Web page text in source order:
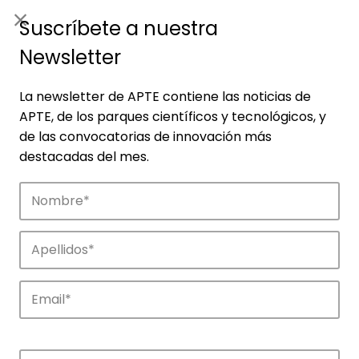
Empresas
Descubre las empresas que impulsan la
innovación en los parques de APTE.
Suscríbete a nuestra
Newsletter
La newsletter de APTE contiene las noticias de
APTE, de los parques científicos y tecnológicos, y
de las convocatorias de innovación más
destacadas del mes.